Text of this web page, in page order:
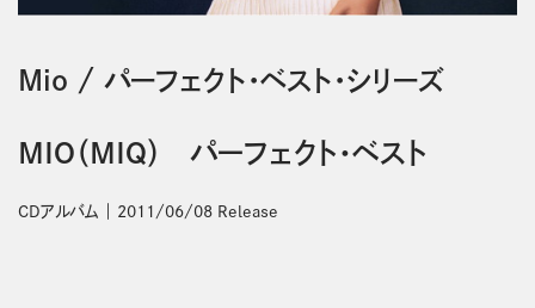
Mio / パーフェクト・ベスト・シリーズ
ＭＩＯ（ＭＩＱ） パーフェクト・ベスト
CDアルバム 2011/06/08 Release